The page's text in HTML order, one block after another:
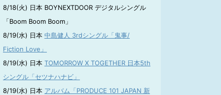
8/18(火) 日本 BOYNEXTDOOR デジタルシングル
「Boom Boom Boom」
8/19(水) 日本 中島健人 3rdシングル「鬼事/
Fiction Love」
8/19(水) 日本 TOMORROW X TOGETHER 日本5th
シングル「セツナハナビ」
8/19(水) 日本 アルバム「PRODUCE 101 JAPAN 新